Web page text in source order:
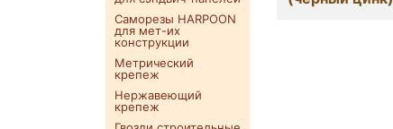
Саморезы HARPOON
для мет-их
конструкции
Метрический
крепеж
Нержавеющий
крепеж